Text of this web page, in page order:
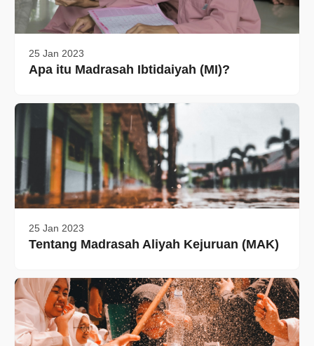
25 Jan 2023
Apa itu Madrasah Ibtidaiyah (MI)?
25 Jan 2023
Tentang Madrasah Aliyah Kejuruan (MAK)